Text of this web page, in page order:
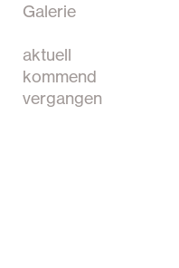
Galerie
aktuell
kommend
vergangen